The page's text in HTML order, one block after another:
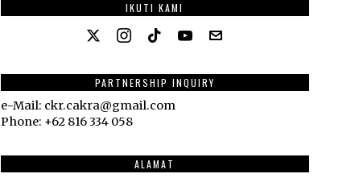
IKUTI KAMI
PARTNERSHIP INQUIRY
e-Mail: ckr.cakra@gmail.com
Phone: +62 816 334 058
ALAMAT